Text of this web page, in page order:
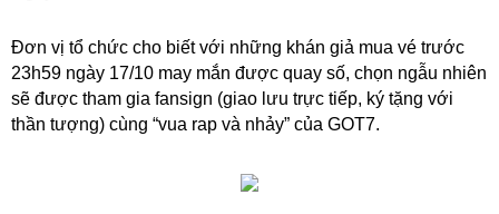
Đơn vị tổ chức cho biết với những khán giả mua vé trước
23h59 ngày 17/10 may mắn được quay số, chọn ngẫu nhiên
sẽ được tham gia fansign (giao lưu trực tiếp, ký tặng với
thần tượng) cùng “vua rap và nhảy” của GOT7.